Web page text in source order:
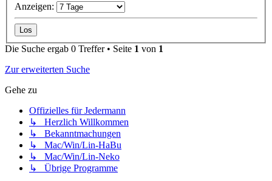
Anzeigen:
Die Suche ergab 0 Treffer • Seite 1 von 1
Zur erweiterten Suche
Gehe zu
Offizielles für Jedermann
↳ Herzlich Willkommen
↳ Bekanntmachungen
↳ Mac/Win/Lin-HaBu
↳ Mac/Win/Lin-Neko
↳ Übrige Programme